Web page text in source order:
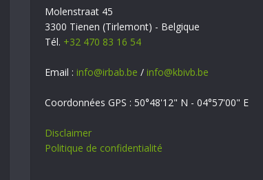
Molenstraat 45
3300 Tienen (Tirlemont) - Belgique
Tél. +32 470 83 16 54
Email : info@irbab.be / info@kbivb.be
Coordonnées GPS : 50°48'12" N - 04°57'00" E
Disclaimer
Politique de confidentialité